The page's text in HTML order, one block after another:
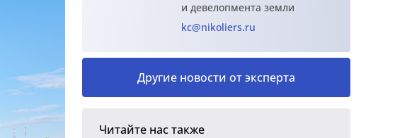
и девелопмента земли
kc@nikoliers.ru
Другие новости от эксперта
Читайте нас также